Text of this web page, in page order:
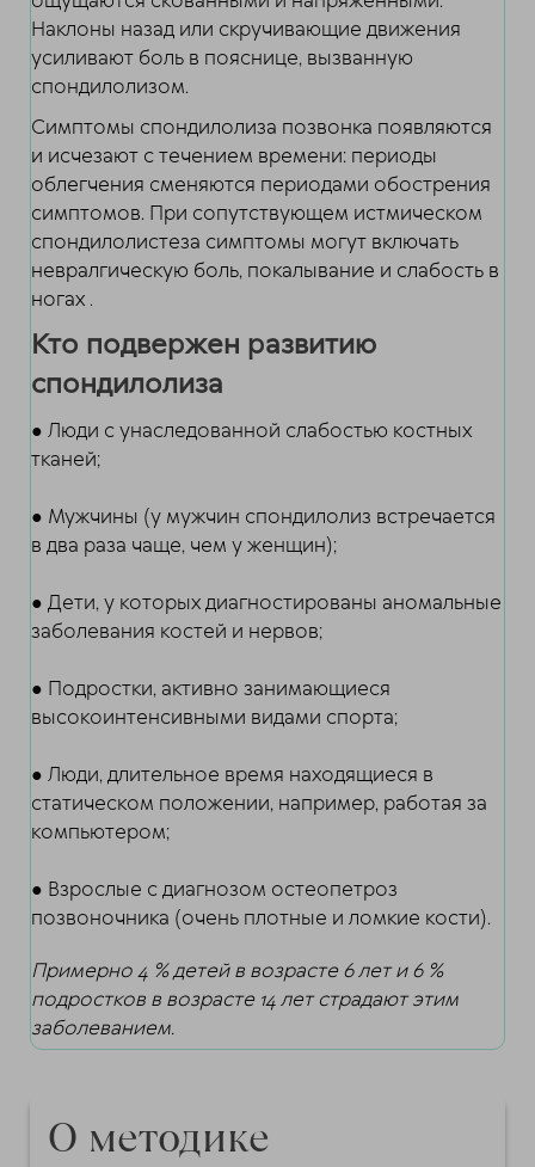
Наклоны назад или скручивающие движения
усиливают боль в пояснице, вызванную
спондилолизом.
Симптомы спондилолиза позвонка появляются
и исчезают с течением времени: периоды
облегчения сменяются периодами обострения
симптомов. При сопутствующем истмическом
спондилолистеза симптомы могут включать
невралгическую боль, покалывание и слабость в
ногах .
Кто подвержен развитию
спондилолиза
● Люди с унаследованной слабостью костных
тканей;
● Мужчины (у мужчин спондилолиз встречается
в два раза чаще, чем у женщин);
● Дети, у которых диагностированы аномальные
заболевания костей и нервов;
● Подростки, активно занимающиеся
высокоинтенсивными видами спорта;
● Люди, длительное время находящиеся в
статическом положении, например, работая за
компьютером;
● Взрослые с диагнозом остеопетроз
позвоночника (очень плотные и ломкие кости).
Примерно 4 % детей в возрасте 6 лет и 6 %
подростков в возрасте 14 лет страдают этим
заболеванием.
О методике